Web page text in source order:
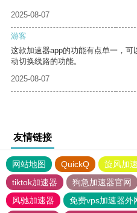
2025-08-07
游客
这款加速器app的功能有点单一，
动切换线路的功能。
2025-08-07
友情链接
网站地图 QuickQ 旋风加
tiktok加速器
狗急加速器官网
风驰加速器
免费vps加速器外